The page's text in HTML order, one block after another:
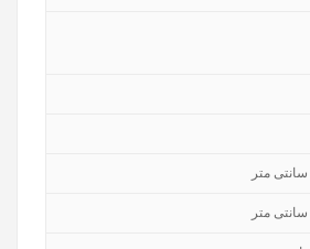
سانتی متر
سانتی متر